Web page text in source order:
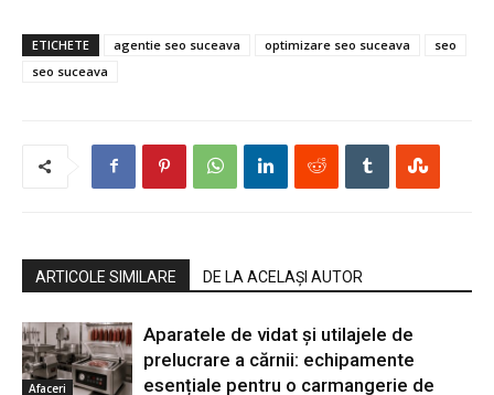
ETICHETE agentie seo suceava optimizare seo suceava
seo
seo suceava
ARTICOLE SIMILARE DE LA ACELAȘI AUTOR
Afaceri
Aparatele de vidat și utilajele de
prelucrare a cărnii: echipamente
esențiale pentru o carmangerie de